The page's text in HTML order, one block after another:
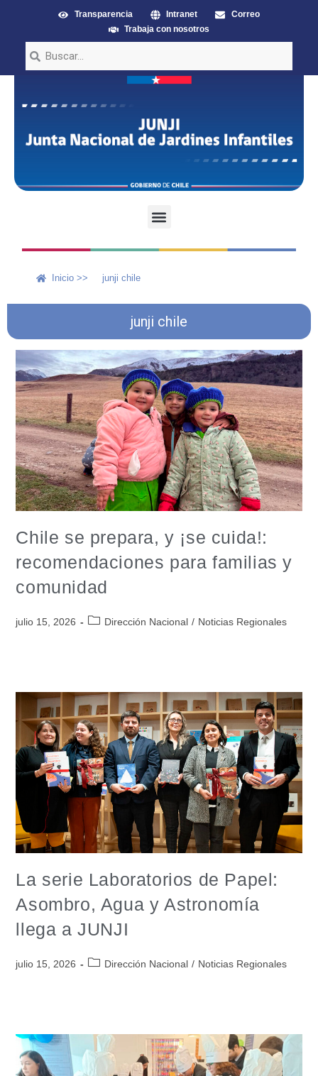
Transparencia Intranet
Correo
Trabaja con nosotros
Inicio >> junji chile
junji chile
Chile se prepara, y ¡se cuida!:
recomendaciones para familias y
comunidad
julio 15, 2026 Dirección Nacional / Noticias Regionales
La serie Laboratorios de Papel:
Asombro, Agua y Astronomía
llega a JUNJI
julio 15, 2026 Dirección Nacional / Noticias Regionales